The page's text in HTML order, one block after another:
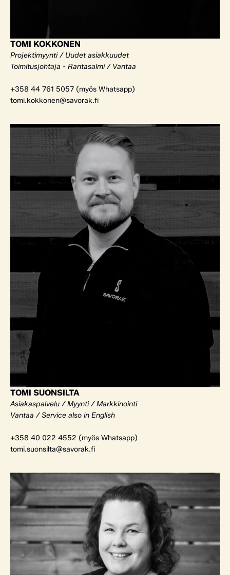
TOMI KOKKONEN
Projektimyynti / Uudet asiakkuudet
Toimitusjohtaja - Rantasalmi / Vantaa
+358 44 761 5057 (myös Whatsapp)
tomi.kokkonen@savorak.fi
TOMI SUONSILTA
Asiakaspalvelu / Myynti / Markkinointi
Vantaa / Service also in English
+358 40 022 4552 (myös Whatsapp)
tomi.suonsilta@savorak.fi